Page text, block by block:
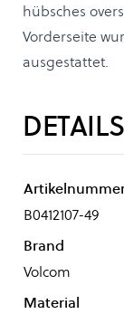
hübsches
Vorderseite
ausgestattet.
DETAILS
B0412107-49
Brand
Volcom
Material